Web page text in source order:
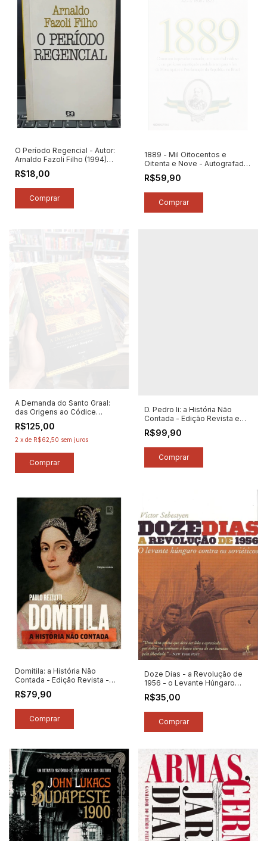
O Período Regencial - Autor:
Arnaldo Fazoli Filho (1994)
[usado]
R$18,00
1889 - Mil Oitocentos e
Oitenta e Nove - Autografado
- Autor: Laurentino Gomes
(2014) [seminovo]
R$59,90
A Demanda do Santo Graal:
das Origens ao Códice
Português - Autor: Heitor
Megale (2001) [usado]
R$125,00
2 x de R$62,50 sem juros
D. Pedro Ii: a História Não
Contada - Edição Revista e
Atualizada - Autor: Paulo
Rezzutti (2025) [novo]
R$99,90
Domitila: a História Não
Contada - Edição Revista -
Autor: Paulo Rezzutti (2025)
[novo]
R$79,90
Doze Dias - a Revolução de
1956 - o Levante Húngaro
contra os Soviéticos - Autor:
Victor Sebestyen (2008)
R$35,00